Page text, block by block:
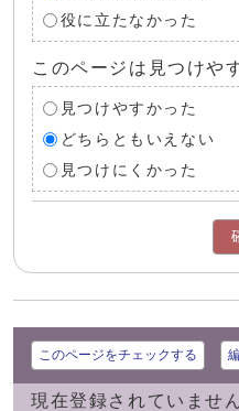
役に立たなかった
このページは見つけや
見つけやすかった
どちらともいえない
見つけにくかった
このページをチェックする
現在登録されていません